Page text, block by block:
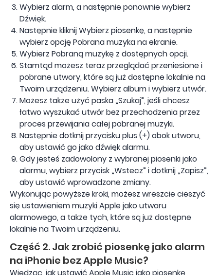
Wybierz alarm, a następnie ponownie wybierz
Dźwięk.
Następnie kliknij Wybierz piosenkę, a następnie
wybierz opcję Pobrana muzyka na ekranie.
Wybierz Pobraną muzykę z dostępnych opcji.
Stamtąd możesz teraz przeglądać przeniesione i
pobrane utwory, które są już dostępne lokalnie na
Twoim urządzeniu. Wybierz album i wybierz utwór.
Możesz także użyć paska „Szukaj”, jeśli chcesz
łatwo wyszukać utwór bez przechodzenia przez
proces przewijania całej pobranej muzyki.
Następnie dotknij przycisku plus (+) obok utworu,
aby ustawić go jako dźwięk alarmu.
Gdy jesteś zadowolony z wybranej piosenki jako
alarmu, wybierz przycisk „Wstecz” i dotknij „Zapisz”,
aby ustawić wprowadzone zmiany.
Wykonując powyższe kroki, możesz wreszcie cieszyć
się ustawieniem muzyki Apple jako utworu
alarmowego, a także tych, które są już dostępne
lokalnie na Twoim urządzeniu.
Część 2. Jak zrobić piosenkę jako alarm
na iPhonie bez Apple Music?